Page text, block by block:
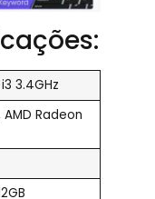
3.4GHz
Radeon